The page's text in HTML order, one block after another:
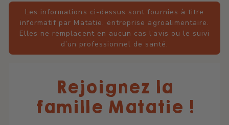
Les informations ci-dessus sont fournies à titre
informatif par Matatie, entreprise agroalimentaire.
Elles ne remplacent en aucun cas l’avis ou le suivi
d’un professionnel de santé.
Rejoignez la
famille Matatie !